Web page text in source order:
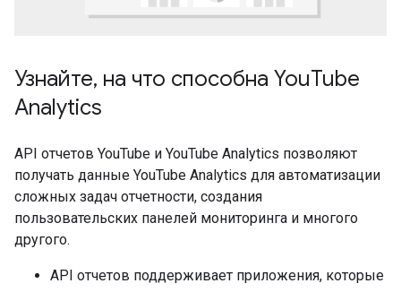
Узнайте, на что способна YouTube
Analytics
API отчетов YouTube и YouTube Analytics позволяют
получать данные YouTube Analytics для автоматизации
сложных задач отчетности, создания
пользовательских панелей мониторинга и многого
другого.
API отчетов поддерживает приложения, которые